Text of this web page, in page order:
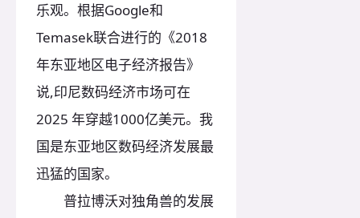
乐观。根据Google和
Temasek联合进行的《2018
年东亚地区电子经济报告》
说,印尼数码经济市场可在
2025 年穿越1000亿美元。我
国是东亚地区数码经济发展最
迅猛的国家。
普拉博沃对独角兽的发展